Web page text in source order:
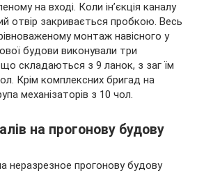
на вході. Коли ін’єкція каналу
отвір закривається пробкою. Весь
монтаж навісного у
будови виконували три
складаються з 9 ланок, з заг їм
Крім комплексних бригад на
механізаторів з 10 чол.
на прогонову будову
неразрезное прогонову будову